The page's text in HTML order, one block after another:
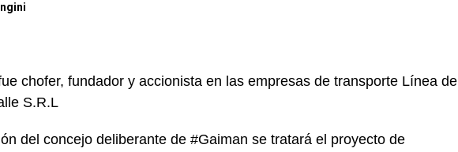
chofer, fundador y accionista en las empresas de transporte Línea de
S.R.L
del concejo deliberante de #Gaiman se tratará el proyecto de